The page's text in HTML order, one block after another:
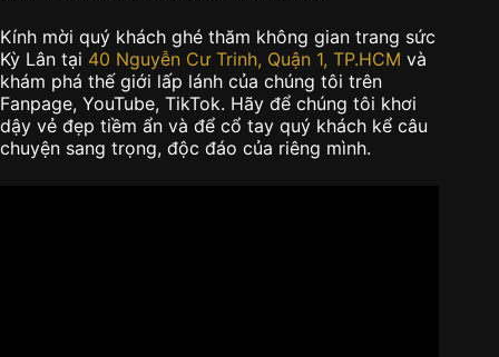
Kính mời quý khách ghé thăm không gian trang sức
Kỳ Lân tại 40 Nguyễn Cư Trinh, Quận 1, TP.HCM và
khám phá thế giới lấp lánh của chúng tôi trên
Fanpage, YouTube, TikTok. Hãy để chúng tôi khơi
dậy vẻ đẹp tiềm ẩn và để cổ tay quý khách kể câu
chuyện sang trọng, độc đáo của riêng mình.